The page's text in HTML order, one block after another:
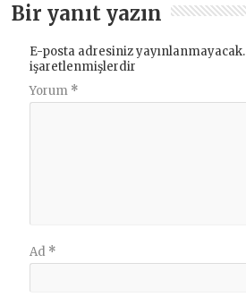
Bir yanıt yazın
E-posta adresiniz yayınlanmayacak.
işaretlenmişlerdir
Yorum *
Ad *